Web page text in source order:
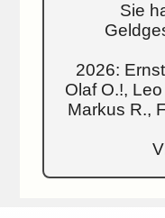
Sie
2026:
Olaf O.!,
Markus R.,